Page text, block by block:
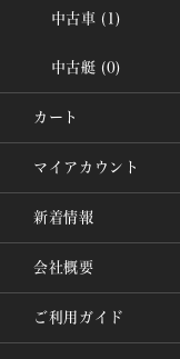
中古車 (1)
中古艇 (0)
カート
マイアカウント
新着情報
会社概要
ご利用ガイド